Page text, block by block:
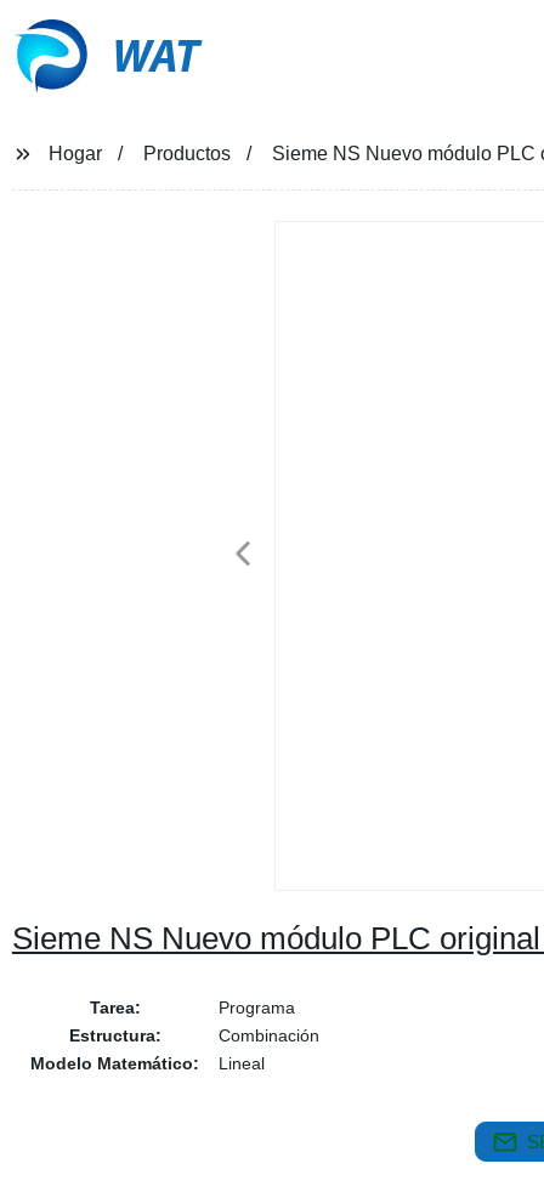
WAT
Hogar Productos Sieme NS Nuevo módulo
Sieme NS Nuevo módulo PLC
Tarea:
Programa
Estructura:
Combinación
Modelo Matemático:
Lineal